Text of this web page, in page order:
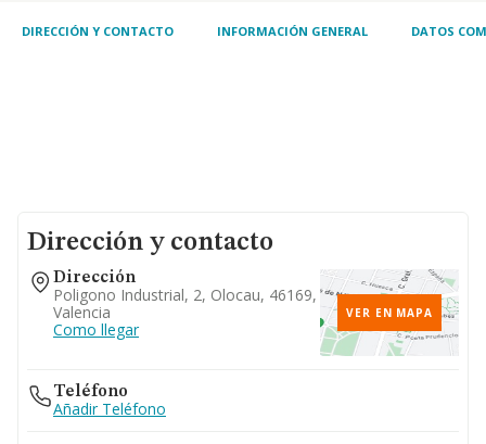
inmobiliaria, por.
DIRECCIÓN Y CONTACTO INFORMACIÓN GENERAL DATOS
Dirección y contacto
Dirección
Poligono Industrial, 2, Olocau, 46169,
Valencia
Como llegar
VER EN MAPA
Teléfono
Añadir Teléfono